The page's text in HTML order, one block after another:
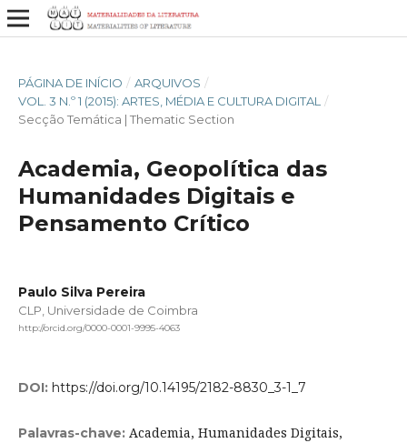
PÁGINA DE INÍCIO / ARQUIVOS /
VOL. 3 N.º 1 (2015): ARTES, MÉDIA E CULTURA DIGITAL
/
Secção Temática | Thematic Section
Academia, Geopolítica das
Humanidades Digitais e
Pensamento Crítico
Paulo Silva Pereira
CLP, Universidade de Coimbra
http://orcid.org/0000-0001-9995-4063
DOI: https://doi.org/10.14195/2182-8830_3-1_7
Palavras-chave: Academia, Humanidades Digitais,